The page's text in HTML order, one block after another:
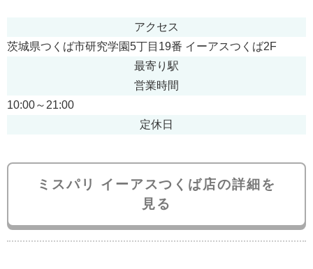
アクセス
茨城県つくば市研究学園5丁目19番 イーアスつくば2F
最寄り駅
営業時間
10:00～21:00
定休日
ミスパリ イーアスつくば店の詳細を
見る